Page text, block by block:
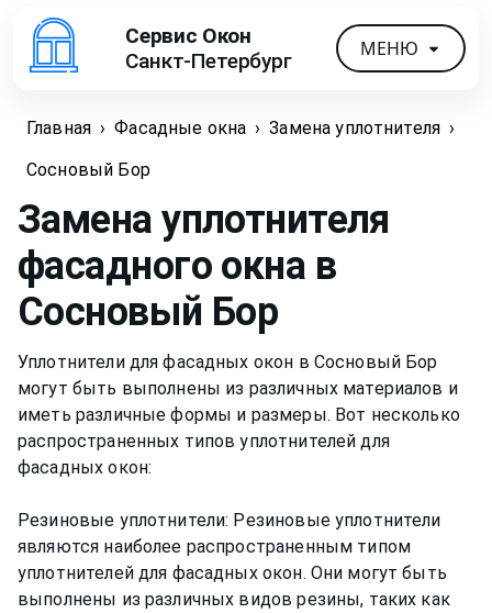
Сервис Окон
Санкт-Петербург
МЕНЮ
Главная › Фасадные окна › Замена уплотнителя ›
Сосновый Бор
Замена уплотнителя
фасадного окна в
Сосновый Бор
Уплотнители для фасадных окон в Сосновый Бор
могут быть выполнены из различных материалов и
иметь различные формы и размеры. Вот несколько
распространенных типов уплотнителей для
фасадных окон:
Резиновые уплотнители: Резиновые уплотнители
являются наиболее распространенным типом
уплотнителей для фасадных окон. Они могут быть
выполнены из различных видов резины, таких как